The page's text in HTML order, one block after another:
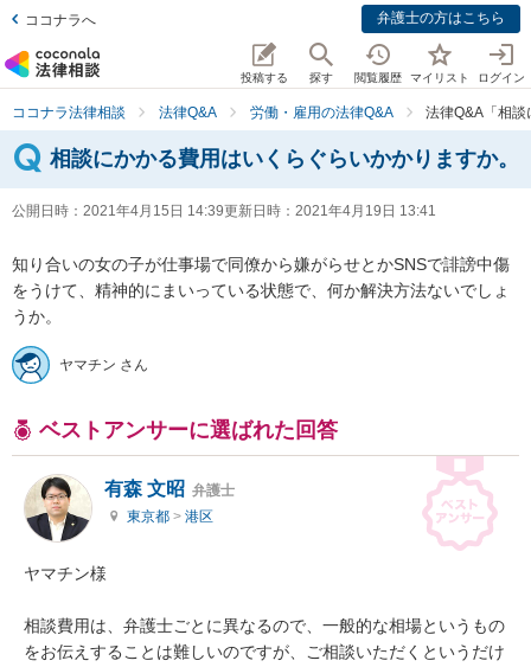
ココナラへ 弁護士の方はこちら
投稿する 探す 閲覧履歴 マイリスト ログイン
ココナラ法律相談 法律Q&A 労働・雇用の法律Q&A 法律Q&A「相
相談にかかる費用はいくらぐらいかかりますか。
公開日時： 2021年4月15日 14:39更新日時： 2021年4月19日 13:41
知り合いの女の子が仕事場で同僚から嫌がらせとかSNSで誹謗中傷
をうけて、精神的にまいっている状態で、何か解決方法ないでしょ
うか。
ヤマチン さん
ベストアンサーに選ばれた回答
有森 文昭 弁護士
東京都 > 港区
ヤマチン様
相談費用は、弁護士ごとに異なるので、一般的な相場というもの
をお伝えすることは難しいのですが、ご相談いただくというだけ